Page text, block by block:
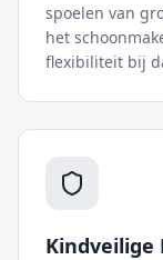
spoelen van
het
flexibiliteit bij
Kindveilige